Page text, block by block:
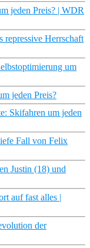
jeden Preis? | WDR
repressive Herrschaft
um
jeden Preis?
Skifahren um jeden
Fall von Felix
Justin (18) und
auf fast alles |
der